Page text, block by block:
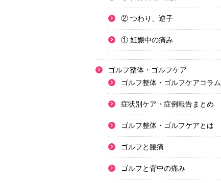
② つわり、逆子
① 妊娠中の痛み
ゴルフ整体・ゴルフケア
ゴルフ整体・ゴルフケアコラム
症状別ケア・症例報告まとめ
ゴルフ整体・ゴルフケアとは
ゴルフと腰痛
ゴルフと背中の痛み